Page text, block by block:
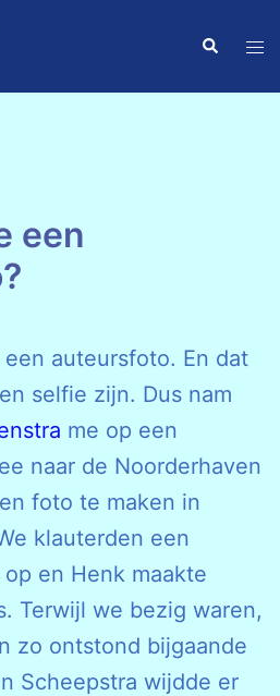
Zoeken
een
auteursfoto. En dat
selfie zijn. Dus nam
me op een
naar de Noorderhaven
foto te maken in
klauterden een
en Henk maakte
Terwijl we bezig waren,
zo ontstond bijgaande
Scheepstra wijdde er